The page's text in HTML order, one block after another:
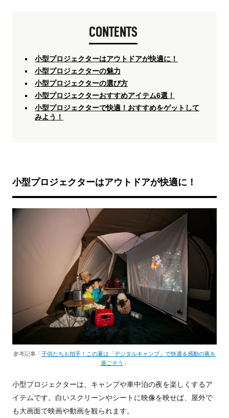
CONTENTS
小型プロジェクターはアウトドアが快適に！
小型プロジェクターの魅力
小型プロジェクターの選び方
小型プロジェクターおすすめアイテム6選！
小型プロジェクターで快適！おすすめをゲットして
みよう！
小型プロジェクターはアウトドアが快適に！
参考記事「 子供たちも拍手！この夏は「デジタルキャンプ」で快適＆感動の夜を
過ごそう 」
小型プロジェクターは、キャンプや車中泊の夜を楽しくするア
イテムです。白いスクリーンやシートに映像を映せば、屋外で
も大画面で映画や動画を観られます。